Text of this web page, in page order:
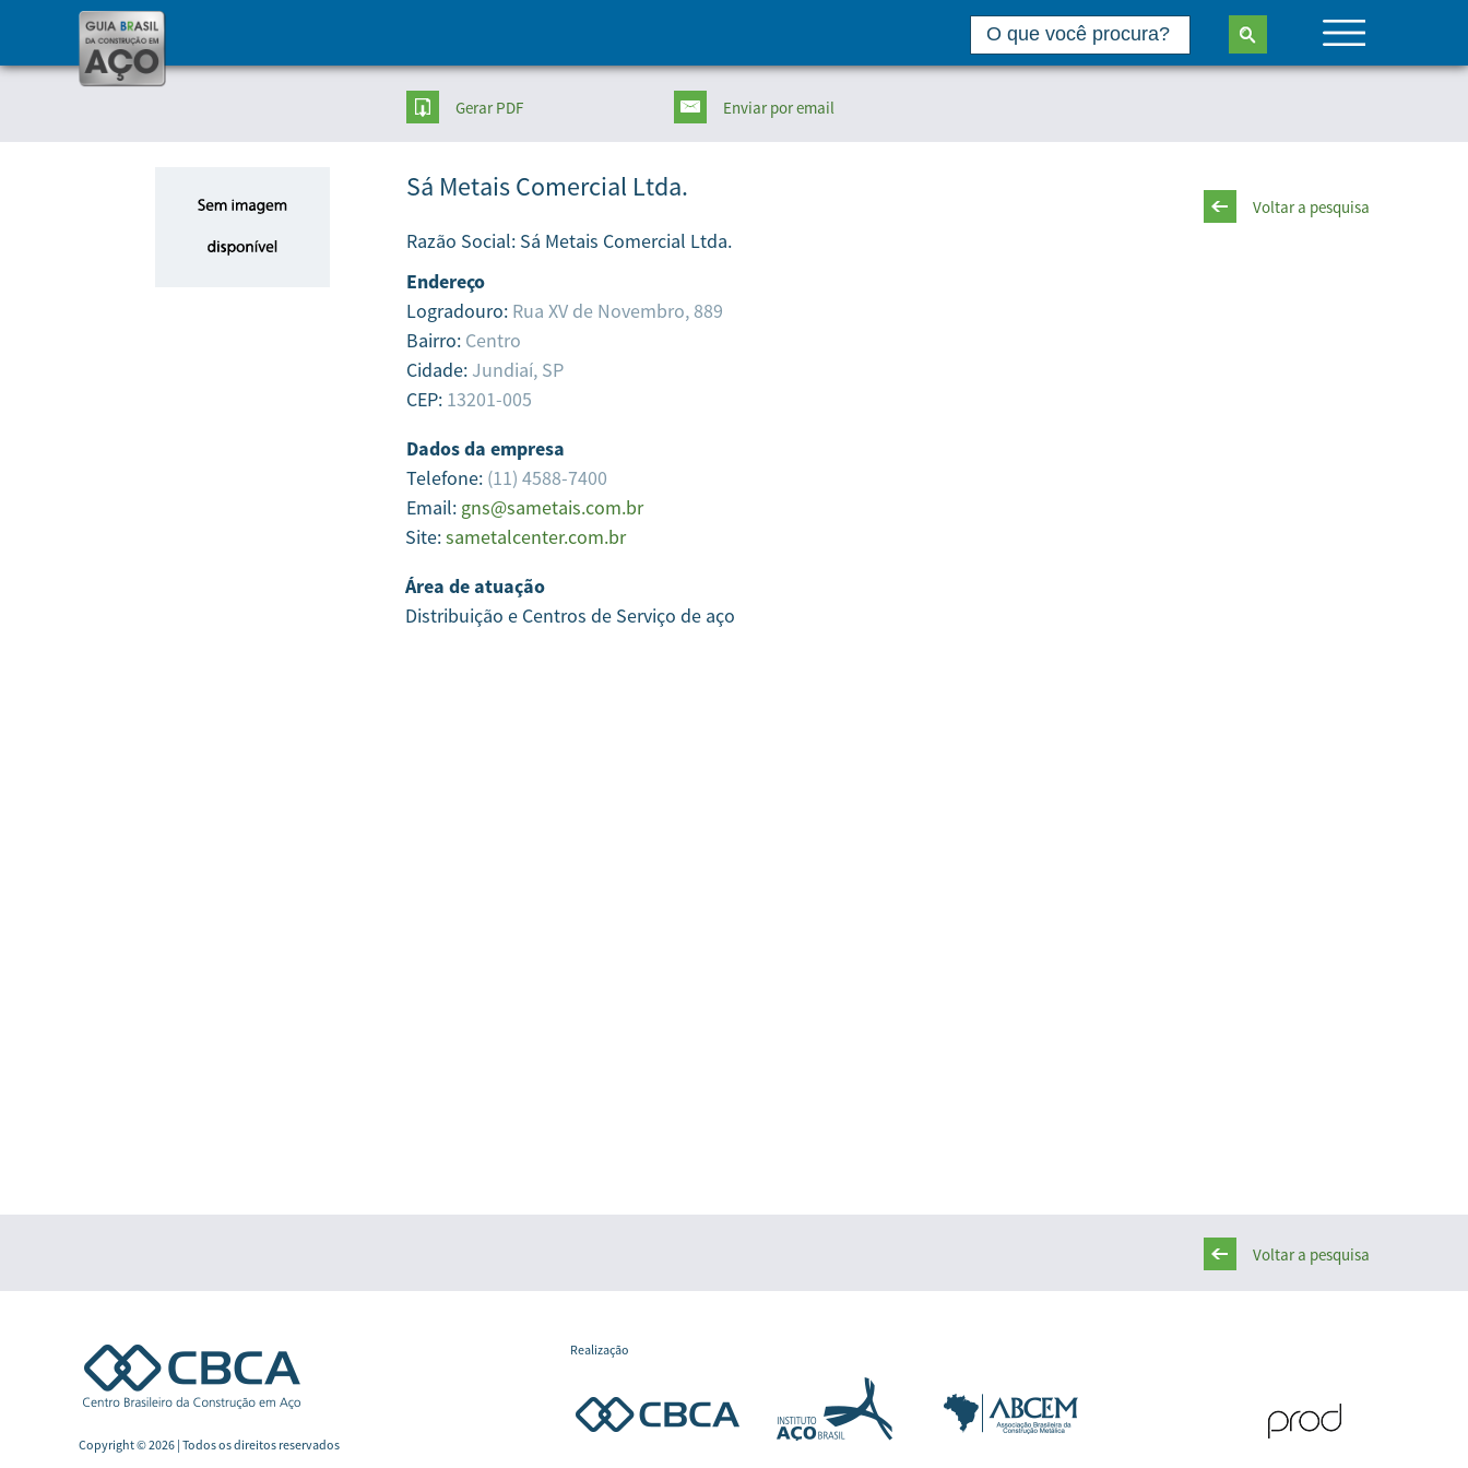
Gerar PDF Enviarpor email
Voltar a pesquisa
Sá Metais Comercial Ltda.
Razão Social: Sá Metais Comercial Ltda.
Endereço
Logradouro: Rua XV de Novembro, 889
Bairro: Centro
Cidade: Jundiaí, SP
CEP: 13201-005
Dados da empresa
Telefone: (11) 4588-7400
Email: gns@sametais.com.br
Site:sametalcenter.com.br
Área de atuação
Distribuição e Centros de Serviço de aço
Voltar a pesquisa
Copyright © 2026 | Todos os direitos reservados
Realização